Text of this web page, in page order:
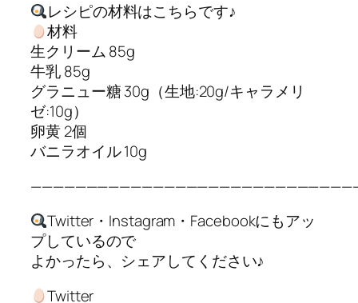
レシピの材料はこちらです♪
材料
生クリーム 85g
牛乳 85g
グラニュー糖 30g（生地:20g/キャラメリ
ゼ:10g）
卵黄 2個
バニラオイル 10g
Twitter・Instagram・Facebookにもアッ
プしているので
よかったら、シェアしてください♪
Twitter